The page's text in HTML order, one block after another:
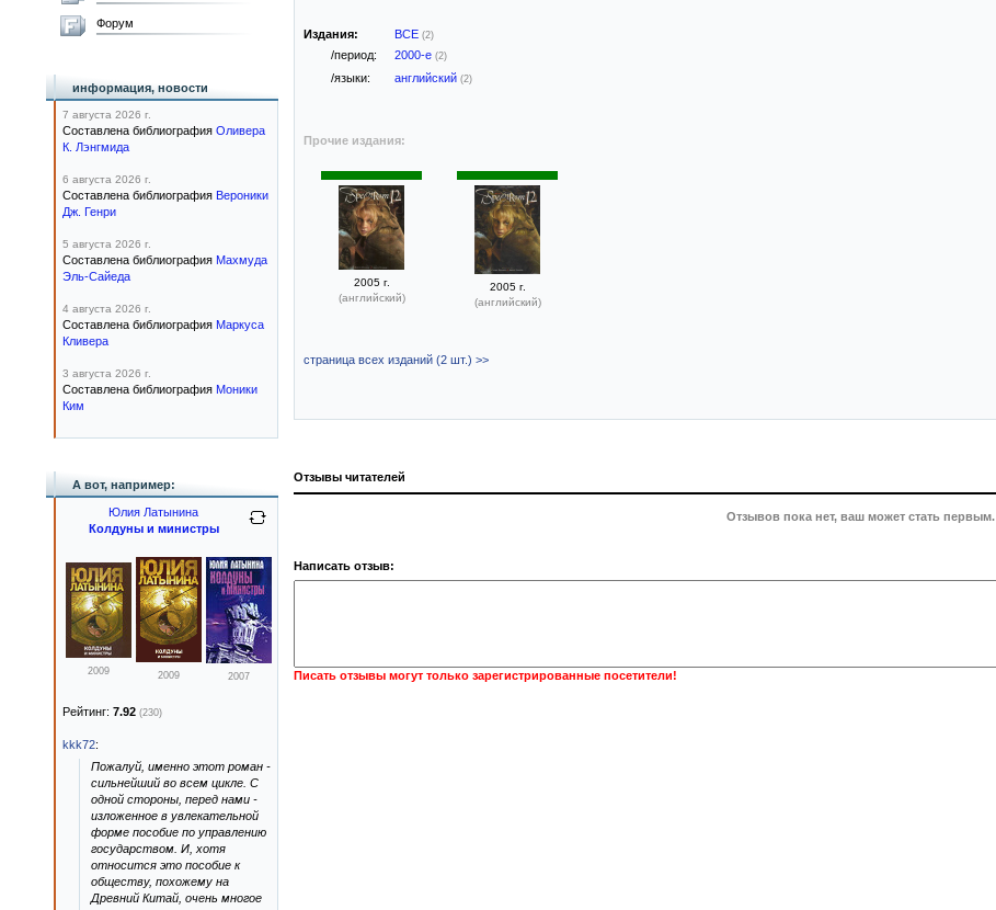
Издания: ВСЕ (2)
/период: 2000-е (2)
/языки: английский (2)
Прочие издания:
2005 г.
(английский)
2005 г.
(английский)
страница всех изданий (2 шт.) >>
Отзывы читателей
Отзывов пока нет, ваш может стать первым.
Написать отзыв:
Писать отзывы могут только зарегистрированные посетители!
Форум
информация, новости
7 августа 2026 г.
Составлена библиография Оливера
К. Лэнгмида
6 августа 2026 г.
Составлена библиография Вероники
Дж. Генри
5 августа 2026 г.
Составлена библиография Махмуда
Эль-Сайеда
4 августа 2026 г.
Составлена библиография Маркуса
Кливера
3 августа 2026 г.
Составлена библиография Моники
Ким
А вот, например:
Юлия Латынина
Колдуны и министры
2009 2009 2007
Рейтинг: 7.92 (230)
kkk72:
Пожалуй, именно этот роман -
сильнейший во всем цикле. С
одной стороны, перед нами -
изложенное в увлекательной
форме пособие по управлению
государством. И, хотя
относится это пособие к
обществу, похожему на
Древний Китай, очень многое